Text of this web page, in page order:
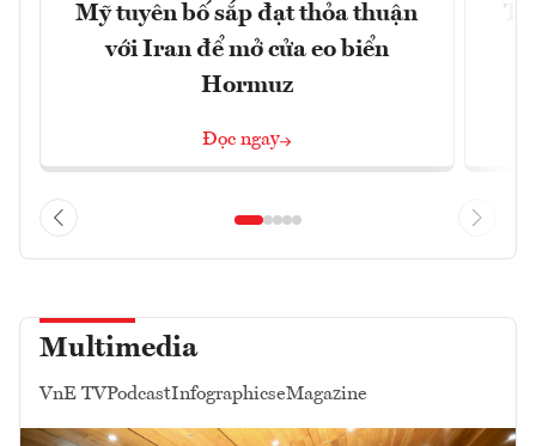
Mỹ tuyên bố sắp đạt thỏa thuận
với Iran để mở cửa eo biển
Hormuz
Đọc ngay
Multimedia
VnE TVPodcastInfographicseMagazine